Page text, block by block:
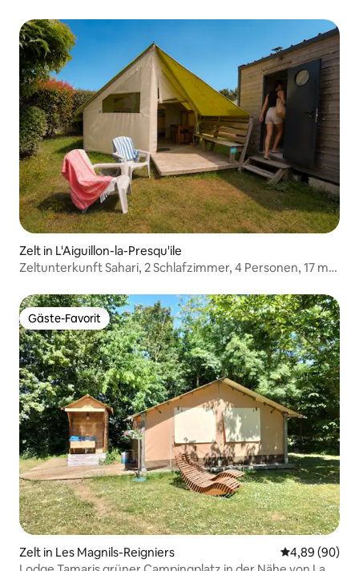
Zelt in L'Aiguillon-la-Presqu'ile
Zeltunterkunft Sahari, 2 Schlafzimmer, 4 Personen, 17 m²,
Gäste-Favorit
Gäste-Favorit
Zelt in Les Magnils-Reigniers
4,89 (90)